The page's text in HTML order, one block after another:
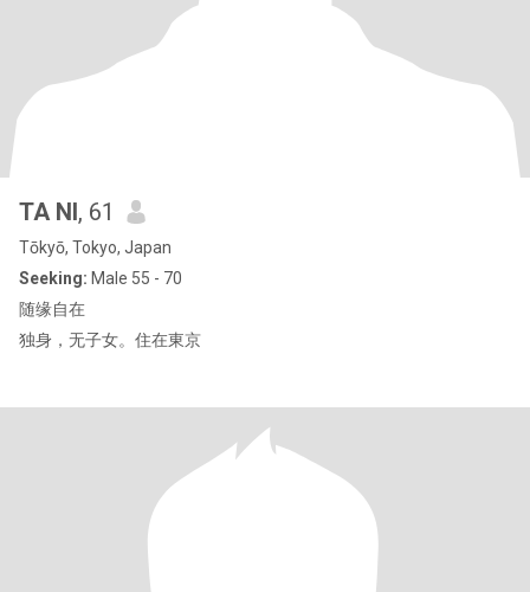
TA NI, 61
Tōkyō, Tokyo, Japan
Seeking: Male 55 - 70
随缘自在
独身，无子女。住在東京